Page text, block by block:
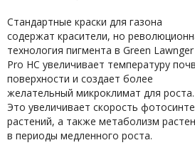
Стандартные краски для газона
содержат красители, но
технология пигмента в Green Lawnger
Pro HC увеличивает температуру
поверхности и создает более
желательный микроклимат для роста.
Это увеличивает скорость
растений, а также метаболизм
в периоды медленного роста.